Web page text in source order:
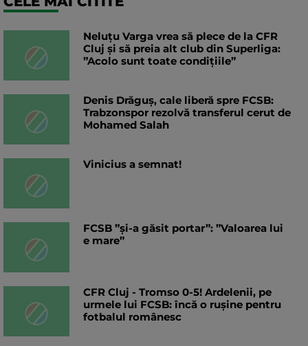
Neluțu Varga vrea să plece de la CFR
Cluj și să preia alt club din Superliga:
”Acolo sunt toate condițiile”
Denis Drăguș, cale liberă spre FCSB:
Trabzonspor rezolvă transferul cerut de
Mohamed Salah
Vinicius a semnat!
FCSB ”și-a găsit portar”: ”Valoarea lui
e mare”
CFR Cluj - Tromso 0-5! Ardelenii, pe
urmele lui FCSB: încă o rușine pentru
fotbalul românesc